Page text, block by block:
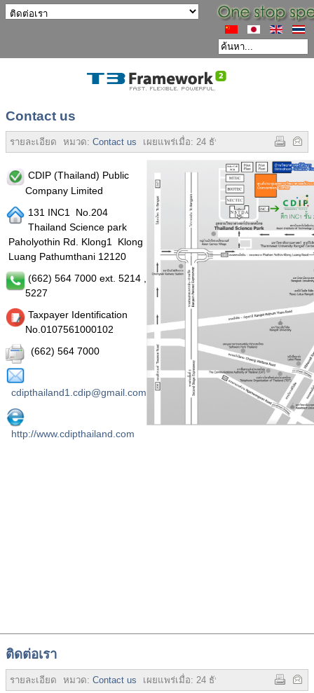
Contact us
รายละเอียด หมวด: Contact us เผยแพร่เมื่อ: 24 ธันวาคม 2557 ฮิต: 28722
CDIP (Thailand) Public
Company Limited
131 INC1 No.204
Thailand Science park
Paholyothin Rd. Klong1 Klong
Luang Pathumthani 12120
(662) 564 7000 ext. 5214 ,
5227
Taxpayer Identification
No. 0107561000102
(662) 564 7000
cdipthailand1.cdip@gmail.com
http://www.cdipthailand.com
ติดต่อเรา
รายละเอียด หมวด: Contact us เผยแพร่เมื่อ: 24 ธันวาคม 2557 ฮิต: 23596